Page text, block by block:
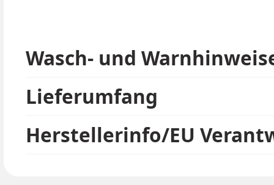
Wasch- und
Lieferumfang
Herstellerinfo/EU